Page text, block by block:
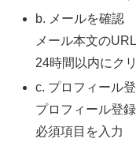
b. メールを確認
メール本文の
24時間以内にク
c. プロフィール
プロフィール登
必須項目を入力